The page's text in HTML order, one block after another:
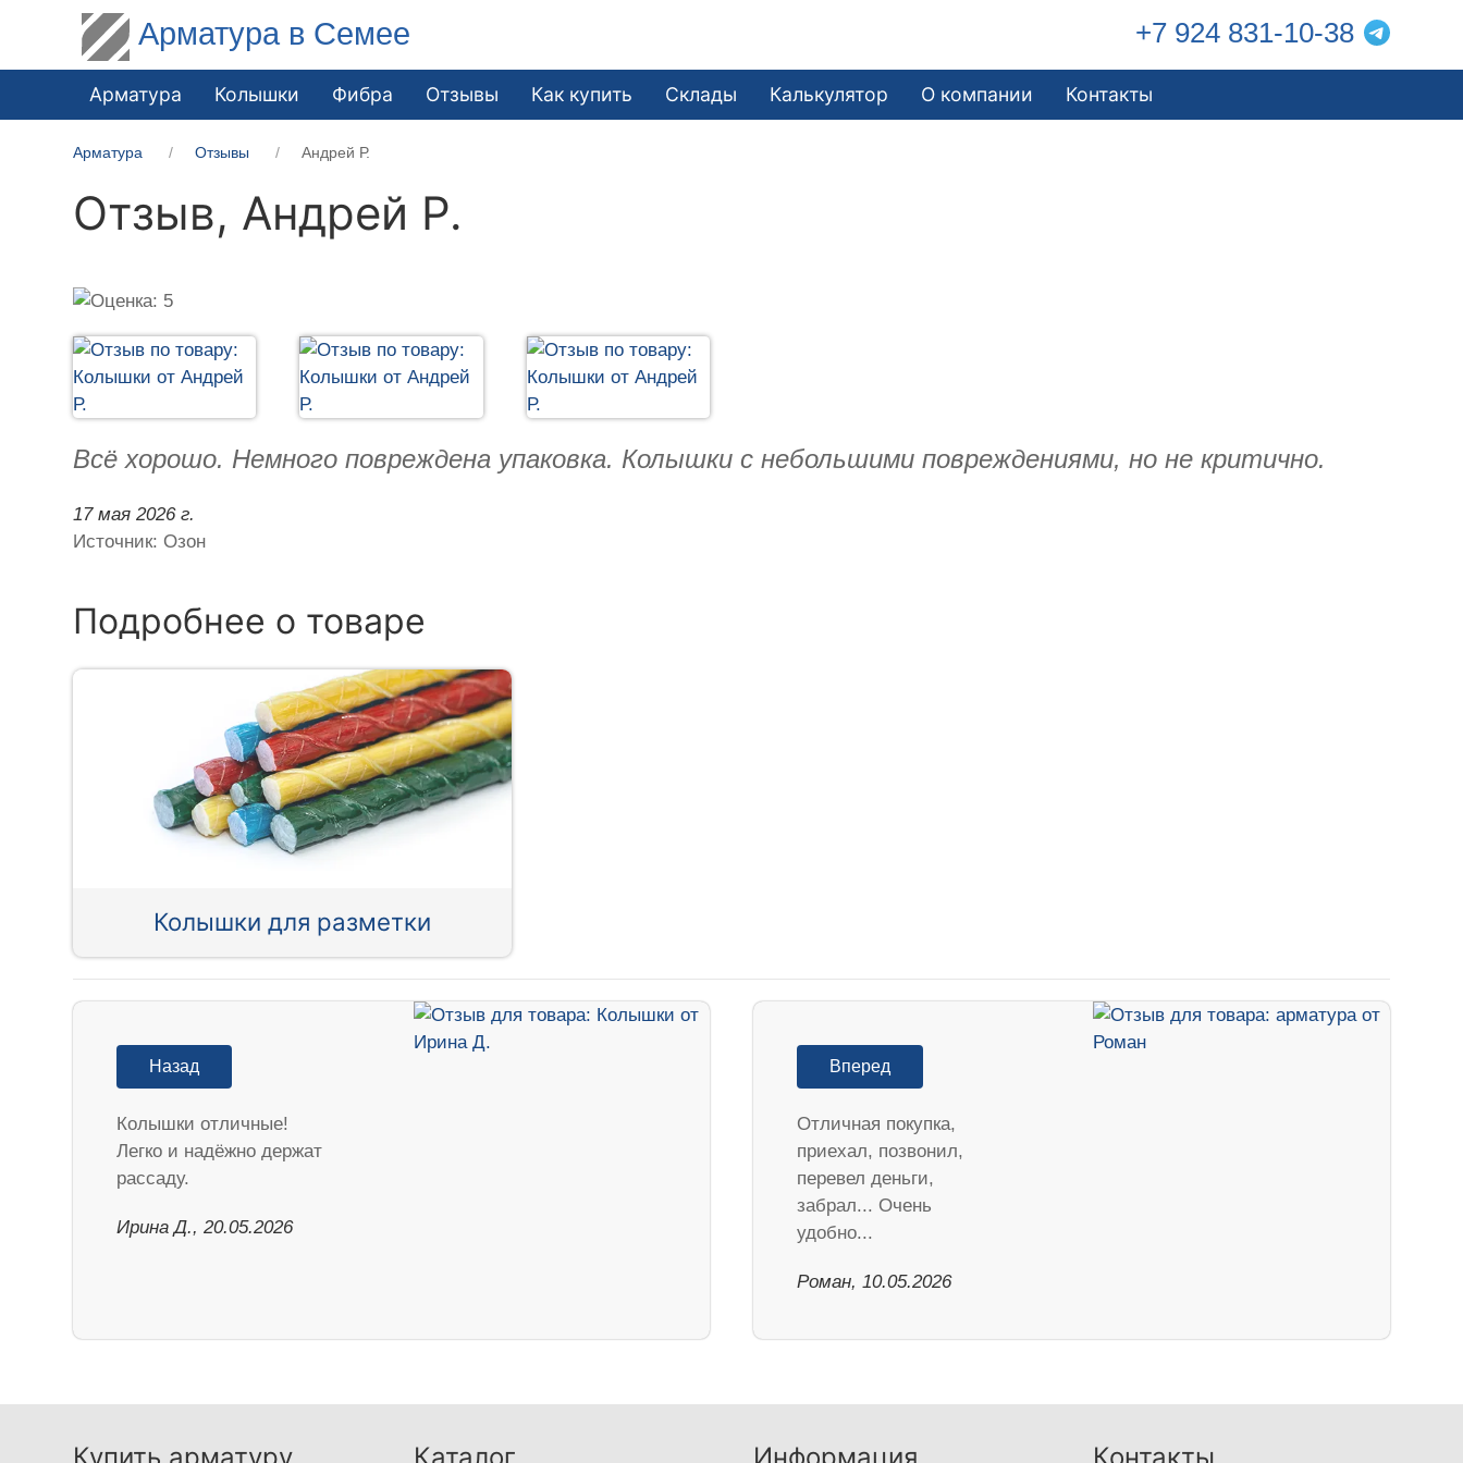
Арматура в Семее +7 924 831-10-38
Арматура Колышки Фибра Отзывы Как купить Склады Калькулятор О компании Контакты
Арматура Отзывы Андрей Р.
Отзыв, Андрей Р.
Всё хорошо. Немного повреждена упаковка. Колышки с небольшими повреждениями, но не критично.
17 мая 2026 г.
Источник: Озон
Подробнее о товаре
Колышки для разметки
Назад
Колышки отличные!
Легко и надёжно держат
рассаду.
Ирина Д., 20.05.2026
Вперед
Отличная покупка,
приехал, позвонил,
перевел деньги,
забрал... Очень
удобно...
Роман, 10.05.2026
Купить арматуру Каталог Информация Контакты